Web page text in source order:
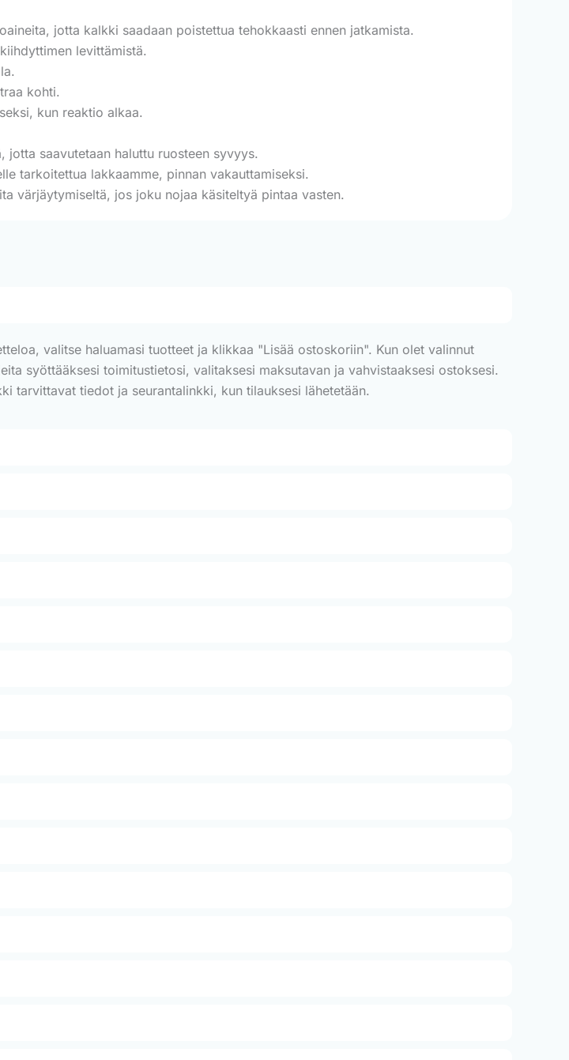
jotta kalkki saadaan poistettua tehokkaasti ennen jatkamista.
levittämistä.
kohti.
kun reaktio alkaa.
saavutetaan haluttu ruosteen syvyys.
tarkoitettua lakkaamme, pinnan vakauttamiseksi.
värjäytymiseltä, jos joku nojaa käsiteltyä pintaa vasten.
valitse haluamasi tuotteet ja klikkaa "Lisää ostoskoriin". Kun olet valinnut
syöttääksesi toimitustietosi, valitaksesi maksutavan ja vahvistaaksesi ostoksesi.
tarvittavat tiedot ja seurantalinkki, kun tilauksesi lähetetään.